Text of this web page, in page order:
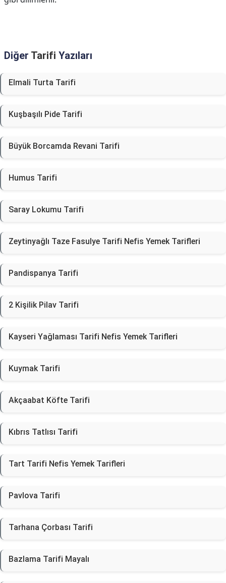
Diğer Tarifi Yazıları
Elmali Turta Tarifi
Kuşbaşılı Pide Tarifi
Büyük Borcamda Revani Tarifi
Humus Tarifi
Saray Lokumu Tarifi
Zeytinyağlı Taze Fasulye Tarifi Nefis Yemek Tarifleri
Pandispanya Tarifi
2 Kişilik Pilav Tarifi
Kayseri Yağlaması Tarifi Nefis Yemek Tarifleri
Kuymak Tarifi
Akçaabat Köfte Tarifi
Kıbrıs Tatlısı Tarifi
Tart Tarifi Nefis Yemek Tarifleri
Pavlova Tarifi
Tarhana Çorbası Tarifi
Bazlama Tarifi Mayalı